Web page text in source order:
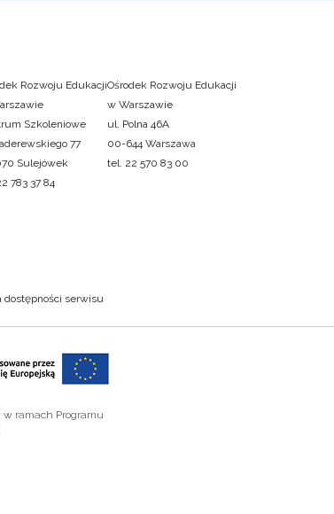
Rozwoju Edukacji
Szkoleniowe
77
Sulejówek
783 37 84
Ośrodek Rozwoju Edukacji
w Warszawie
ul. Polna 46A
00-644 Warszawa
tel. 22 570 83 00
dostępności serwisu
ramach Programu